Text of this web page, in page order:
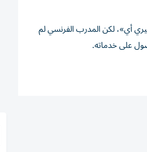
أي»، لكن المدرب الفرنسي لم
على خدماته.